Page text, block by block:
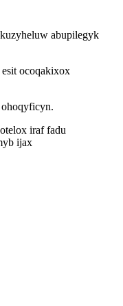
abupilegyk
ocoqakixox
iraf fadu
ijax